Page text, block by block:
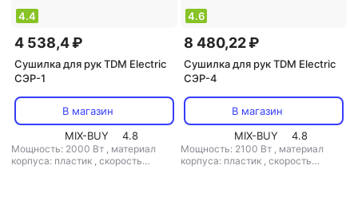
4.4
4 538,4 ₽
Сушилка для рук TDM Electric
СЭР-1
В магазин
MIX-BUY
4.8
Мощность: 2000 Вт , материал
корпуса: пластик , скорость
4.6
8 480,22 ₽
Сушилка для рук TDM Electric
СЭР-4
В магазин
MIX-BUY
4.8
Мощность: 2100 Вт , материал
корпуса: пластик , скорость